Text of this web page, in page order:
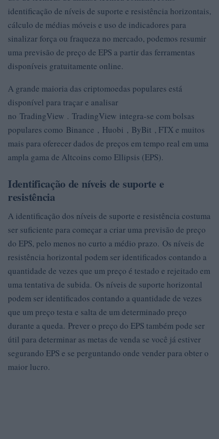
identificação de níveis de suporte e resistência horizontais,
cálculo de médias móveis e uso de indicadores para
sinalizar força ou fraqueza no mercado, podemos resumir
uma previsão de preço de EPS a partir das ferramentas
disponíveis gratuitamente online.
A grande maioria das criptomoedas populares está
disponível para traçar e analisar
no TradingView . TradingView integra-se com bolsas
populares como Binance , Huobi , ByBit , FTX e muitos
mais para oferecer dados de preços em tempo real em uma
ampla gama de Altcoins como Ellipsis (EPS).
Identificação de níveis de suporte e
resistência
A identificação dos níveis de suporte e resistência costuma
ser suficiente para começar a criar uma previsão de preço
do EPS, pelo menos no curto a médio prazo. Os níveis de
resistência horizontal podem ser identificados contando a
quantidade de vezes que um preço é testado e rejeitado em
uma tentativa de subida. Os níveis de suporte horizontal
podem ser identificados contando a quantidade de vezes
que um preço testa e salta de um determinado preço
durante a queda. Prever o preço do EPS também pode ser
útil para determinar as metas de venda se você já estiver
segurando EPS e se perguntando onde vender para obter o
maior lucro.